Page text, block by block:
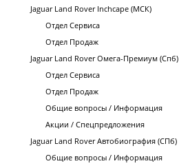
Jaguar Land Rover Inchcape (МСК)
Отдел Сервиса
Отдел Продаж
Jaguar Land Rover Омега-Премиум (Спб)
Отдел Сервиса
Отдел Продаж
Общие вопросы / Информация
Акции / Спецпредложения
Jaguar Land Rover Автобиография (СПб)
Общие вопросы / Информация